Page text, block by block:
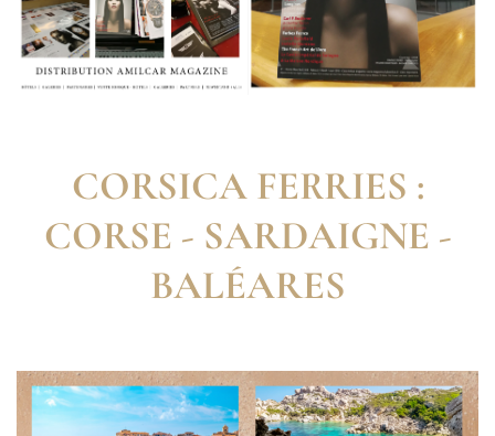
CORSICA FERRIES :
CORSE - SARDAIGNE -
BALÉARES